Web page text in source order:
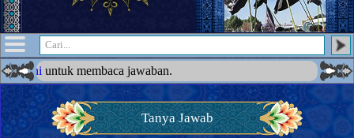
jawaban. ●
Tanya Jawab